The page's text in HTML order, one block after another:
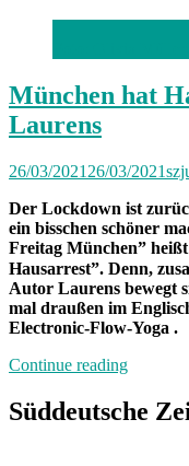
München hat
Laurens
26/03/2021 26/03/2021
Der Lockdown ist
ein bisschen schöner
Freitag München”
Hausarrest”. Denn,
Autor Laurens bewegt
mal draußen im
Electronic-Flow-Yoga .
Continue reading
Zuhause
Süddeutsche